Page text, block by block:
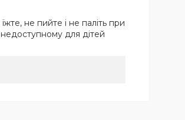
не пийте і не паліть при
недоступному для дітей